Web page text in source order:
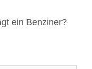
ein Benziner?